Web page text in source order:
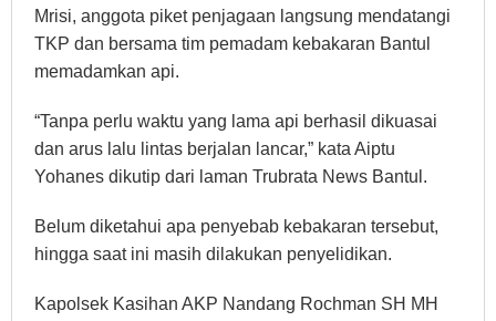
Mrisi, anggota piket penjagaan langsung mendatangi
TKP dan bersama tim pemadam kebakaran Bantul
memadamkan api.
“Tanpa perlu waktu yang lama api berhasil dikuasai
dan arus lalu lintas berjalan lancar,” kata Aiptu
Yohanes dikutip dari laman Trubrata News Bantul.
Belum diketahui apa penyebab kebakaran tersebut,
hingga saat ini masih dilakukan penyelidikan.
Kapolsek Kasihan AKP Nandang Rochman SH MH